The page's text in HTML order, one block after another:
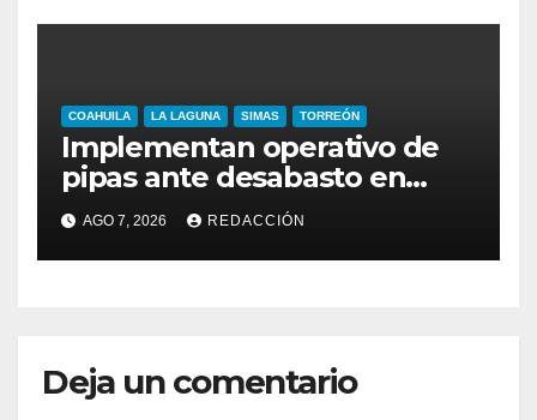
COAHUILA LA LAGUNA SIMAS TORREÓN
Implementan operativo de
pipas ante desabasto en
Torreón
AGO 7, 2026 REDACCIÓN
Deja un comentario